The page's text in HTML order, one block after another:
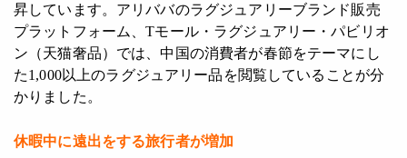
昇しています。アリババのラグジュアリーブランド販売
プラットフォーム、Tモール・ラグジュアリー・パビリオ
ン（天猫奢品）では、中国の消費者が春節をテーマにし
た1,000以上のラグジュアリー品を閲覧していることが分
かりました。
休暇中に遠出をする旅行者が増加